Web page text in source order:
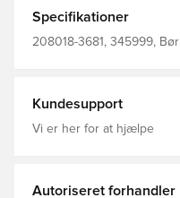
Specifikationer
208018-3681, 345999,
Kundesupport
Vi er her for at hjælpe
Autoriseret forhandler